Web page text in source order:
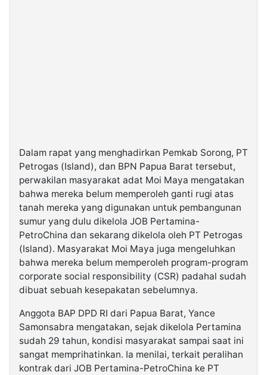
Dalam rapat yang menghadirkan Pemkab Sorong, PT
Petrogas (Island), dan BPN Papua Barat tersebut,
perwakilan masyarakat adat Moi Maya mengatakan
bahwa mereka belum memperoleh ganti rugi atas
tanah mereka yang digunakan untuk pembangunan
sumur yang dulu dikelola JOB Pertamina-
PetroChina dan sekarang dikelola oleh PT Petrogas
(Island). Masyarakat Moi Maya juga mengeluhkan
bahwa mereka belum memperoleh program-program
corporate social responsibility (CSR) padahal sudah
dibuat sebuah kesepakatan sebelumnya.
Anggota BAP DPD RI dari Papua Barat, Yance
Samonsabra mengatakan, sejak dikelola Pertamina
sudah 29 tahun, kondisi masyarakat sampai saat ini
sangat memprihatinkan. Ia menilai, terkait peralihan
kontrak dari JOB Pertamina-PetroChina ke PT